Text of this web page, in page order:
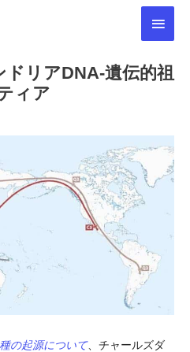
メ
ン
ニ
リアDNA-遺伝的祖
ィア
種の起源について、チャールズダ